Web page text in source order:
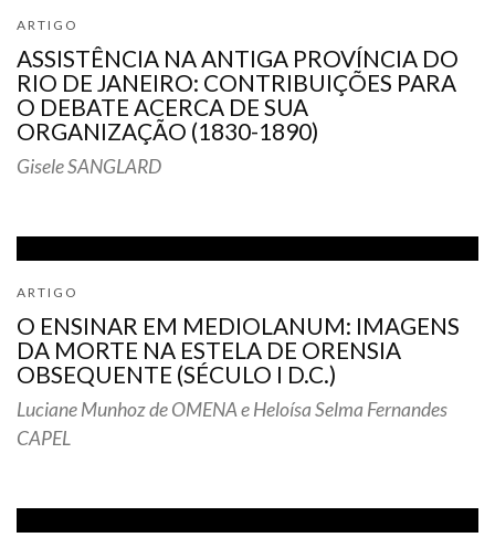
ARTIGO
ASSISTÊNCIA NA ANTIGA PROVÍNCIA DO
RIO DE JANEIRO: CONTRIBUIÇÕES PARA
O DEBATE ACERCA DE SUA
ORGANIZAÇÃO (1830-1890)
Gisele SANGLARD
ARTIGO
O ENSINAR EM MEDIOLANUM: IMAGENS
DA MORTE NA ESTELA DE ORENSIA
OBSEQUENTE (SÉCULO I D.C.)
Luciane Munhoz de OMENA e Heloísa Selma Fernandes
CAPEL